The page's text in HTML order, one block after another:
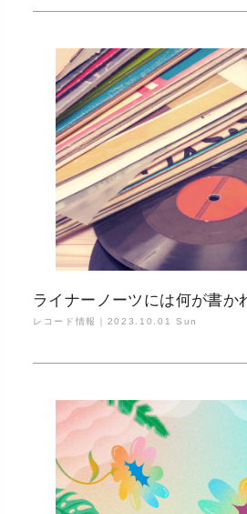
ライナーノーツには何が書か
レコード情報｜ 2023.10.01 Sun